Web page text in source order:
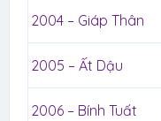
2004 – Giáp Thân
2005 – Ất Dậu
2006 – Bính Tuất